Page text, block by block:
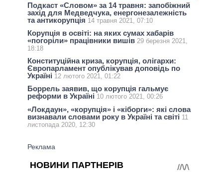
Подкаст «Словом» за 14 травня: запобіжний
захід для Медведчука, енергонезалежність
та антикорупція 14 травня 2021, 07:10
Корупція в освіті: на яких сумах хабарів
«погоріли» працівники вишів 29 березня 2021,
18:18
Конституційна криза, корупція, олігархи:
Європарламент опублікував доповідь по
Україні 12 лютого 2021, 01:22
Боррель заявив, що корупція гальмує
реформи в Україні 10 лютого 2021, 00:26
«Локдаун», «корупція» і «кіборги»: які слова
визнавали словами року в Україні та світі 11
листопада 2020, 12:30